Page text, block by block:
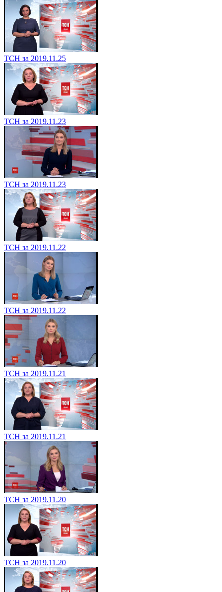
ТСН за 2019.11.25
ТСН за 2019.11.23
ТСН за 2019.11.23
ТСН за 2019.11.22
ТСН за 2019.11.22
ТСН за 2019.11.21
ТСН за 2019.11.21
ТСН за 2019.11.20
ТСН за 2019.11.20